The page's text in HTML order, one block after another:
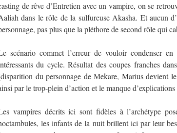
de rêve d’Entretien avec un vampire, on se
dans le rôle de la sulfureuse Akasha. Et aucun
pas plus que la pléthore de second rôle qui
scénario commet l’erreur de vouloir condenser
du cycle. Résultat des coupes franches
du personnage de Mekare, Marius devient
par le trop-plein d’action et le manque
vampires décrits ici sont fidèles à l’archétype
les infants de la nuit brillent ici par leur